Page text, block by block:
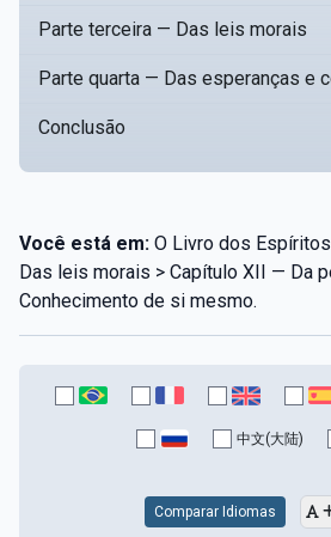
Parte terceira — Das leis morais
Parte quarta — Das esperanças e
Conclusão
Você está em: O Livro dos
Das leis morais > Capítulo XII — Da
Conhecimento de si mesmo.
中文(大陆)
Comparar Idiomas